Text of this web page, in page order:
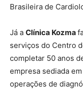
Brasileira de
Já a Clínica Kozma
serviços do Centro
completar 50 anos
empresa sediada
operações de